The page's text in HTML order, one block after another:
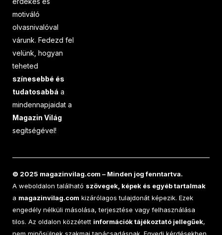
motiváló
olvasnivalóval
várunk. Fedezd fel
velünk, hogyan
teheted
színesebbé és
tudatosabbá a
mindennapjaidat a
Magazin Világ
segítségével!
© 2025 magazinvilag.com – Minden jog fenntartva.
A weboldalon található szövegek, képek és egyéb tartalmak
a magazinvilag.com kizárólagos tulajdonát képezik. Ezek
engedély nélküli másolása, terjesztése vagy felhasználása
tilos. Az oldalon közzétett információk tájékoztató jellegűek,